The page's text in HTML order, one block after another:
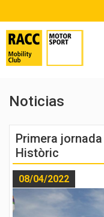
Noticias
Primera
Històric
08/04/2022